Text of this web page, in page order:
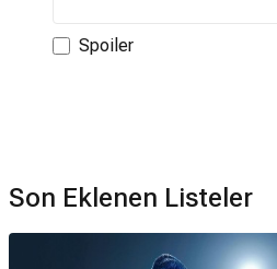
Spoiler
Son Eklenen Listeler